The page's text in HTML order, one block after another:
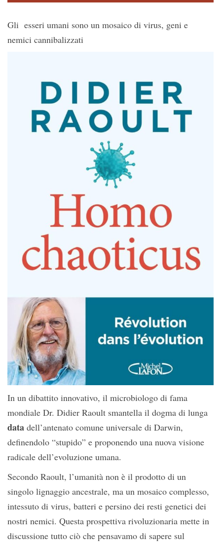
Gli esseri umani sono un mosaico di virus, geni e
nemici cannibalizzati
In un dibattito innovativo, il microbiologo di fama
mondiale Dr. Didier Raoult smantella il dogma di lunga
data dell’antenato comune universale di Darwin,
definendolo “stupido” e proponendo una nuova visione
radicale dell’evoluzione umana.
Secondo Raoult, l’umanità non è il prodotto di un
singolo lignaggio ancestrale, ma un mosaico complesso,
intessuto di virus, batteri e persino dei resti genetici dei
nostri nemici. Questa prospettiva rivoluzionaria mette in
discussione tutto ciò che pensavamo di sapere sul